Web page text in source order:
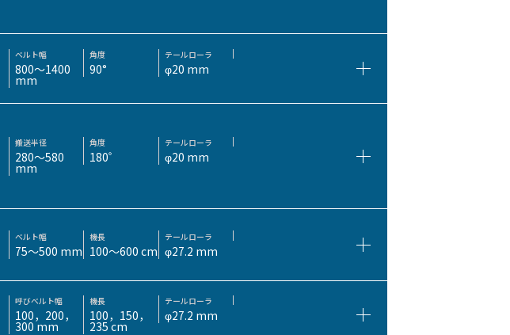
ベルト幅
800～1400
mm
角度
90°
テールローラ
φ20 mm
搬送半径
280～580
mm
角度
180゜
テールローラ
φ20 mm
ベルト幅
75～500 mm
機長
100～600 cm
テールローラ
φ27.2 mm
呼びベルト幅
100，200，
300 mm
機長
100，150，
235 cm
テールローラ
φ27.2 mm